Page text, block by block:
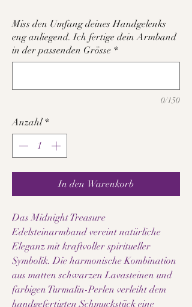
Miss den Umfang deines Handgelenks
eng anliegend. Ich fertige dein Armband
in der passenden Grösse *
0/150
Anzahl *
In den Warenkorb
Das Midnight Treasure
Edelsteinarmband vereint natürliche
Eleganz mit kraftvoller spiritueller
Symbolik. Die harmonische Kombination
aus matten schwarzen Lavasteinen und
farbigen Turmalin-Perlen verleiht dem
handgefertigten Schmuckstück eine